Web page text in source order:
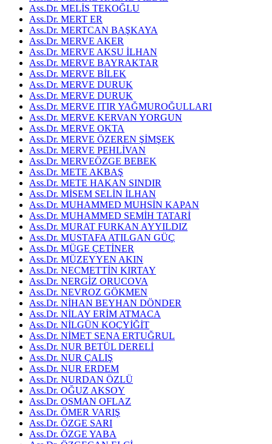
Ass.Dr. MELİS TEKOĞLU
Ass.Dr. MERT ER
Ass.Dr. MERTCAN BAŞKAYA
Ass.Dr. MERVE AKER
Ass.Dr. MERVE AKSU İLHAN
Ass.Dr. MERVE BAYRAKTAR
Ass.Dr. MERVE BİLEK
Ass.Dr. MERVE DURUK
Ass.Dr. MERVE DURUK
Ass.Dr. MERVE ITIR YAĞMUROĞULLARI
Ass.Dr. MERVE KERVAN YORGUN
Ass.Dr. MERVE OKTA
Ass.Dr. MERVE ÖZEREN ŞİMŞEK
Ass.Dr. MERVE PEHLİVAN
Ass.Dr. MERVEÖZGE BEBEK
Ass.Dr. METE AKBAŞ
Ass.Dr. METE HAKAN SINDIR
Ass.Dr. MİSEM SELİN İLHAN
Ass.Dr. MUHAMMED MUHSİN KAPAN
Ass.Dr. MUHAMMED SEMİH TATARİ
Ass.Dr. MURAT FURKAN AYYILDIZ
Ass.Dr. MUSTAFA ATILGAN GÜÇ
Ass.Dr. MÜGE ÇETİNER
Ass.Dr. MÜZEYYEN AKIN
Ass.Dr. NECMETTİN KIRTAY
Ass.Dr. NERGİZ ORUCOVA
Ass.Dr. NEVROZ GÖKMEN
Ass.Dr. NİHAN BEYHAN DÖNDER
Ass.Dr. NİLAY ERİM ATMACA
Ass.Dr. NİLGÜN KOÇYİĞİT
Ass.Dr. NİMET SENA ERTUĞRUL
Ass.Dr. NUR BETÜL DERELİ
Ass.Dr. NUR ÇALIŞ
Ass.Dr. NUR ERDEM
Ass.Dr. NURDAN ÖZLÜ
Ass.Dr. OĞUZ AKSOY
Ass.Dr. OSMAN OFLAZ
Ass.Dr. ÖMER VARIŞ
Ass.Dr. ÖZGE SARI
Ass.Dr. ÖZGE YABA